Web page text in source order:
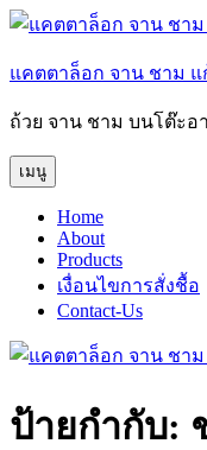
ข้าม
ยัง
บทความ
แคตตาล็อก จาน ชาม แ
ถ้วย จาน ชาม บนโต๊ะอ
เมนู
Home
About
Products
เงื่อนไขการสั่งชื้อ
Contact-Us
ป้ายกำกับ: